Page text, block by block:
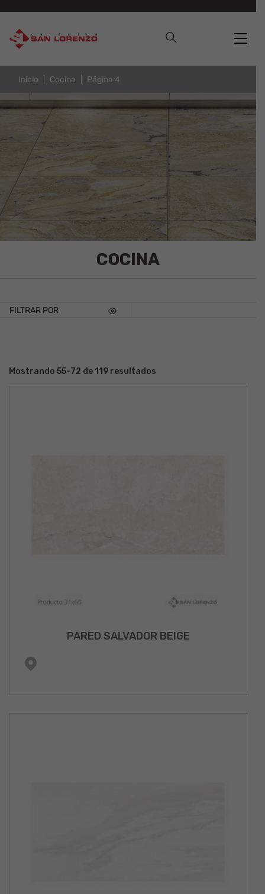
Inicio Cocina Página 4
COCINA
FILTRAR POR
Mostrando 55–72 de 119 resultados
PARED SALVADOR BEIGE